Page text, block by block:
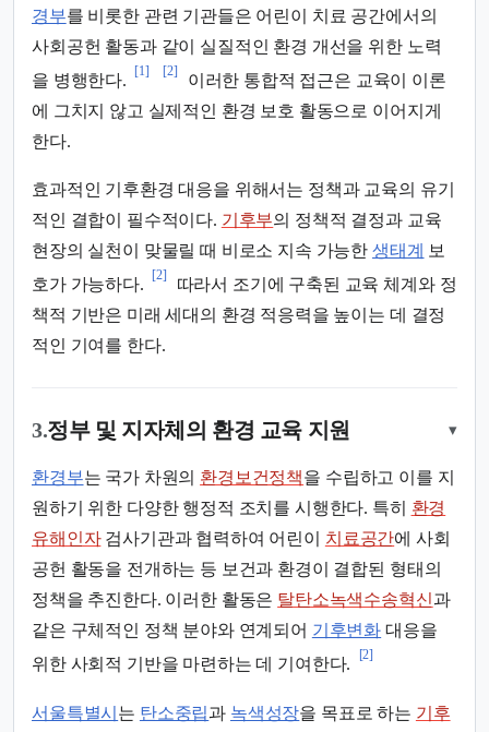
경부를 비롯한 관련 기관들은 어린이 치료 공간에서의
사회공헌 활동과 같이 실질적인 환경 개선을 위한 노력
을 병행한다.
[1] [2]
이러한 통합적 접근은 교육이 이론
에 그치지 않고 실제적인 환경 보호 활동으로 이어지게
한다.
효과적인 기후환경 대응을 위해서는 정책과 교육의 유기
적인 결합이 필수적이다. 기후부의 정책적 결정과 교육
현장의 실천이 맞물릴 때 비로소 지속 가능한 생태계
보
호가 가능하다.
[2]
따라서 조기에 구축된 교육 체계와 정
책적 기반은 미래 세대의 환경 적응력을 높이는 데 결정
적인 기여를 한다.
3.정부 및 지자체의 환경 교육 지원 ▾
환경부는 국가 차원의 환경보건정책을 수립하고 이를 지
원하기 위한 다양한 행정적 조치를 시행한다. 특히 환경
유해인자검사기관과 협력하여 어린이 치료공간에 사회
공헌 활동을 전개하는 등 보건과 환경이 결합된 형태의
정책을 추진한다. 이러한 활동은 탈탄소녹색수송혁신과
같은 구체적인 정책 분야와 연계되어 기후변화 대응을
위한 사회적 기반을 마련하는 데 기여한다.
[2]
서울특별시 는 탄소중립과 녹색성장을 목표로 하는 기후